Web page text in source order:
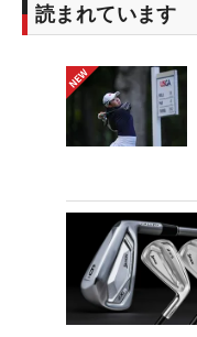
読まれています